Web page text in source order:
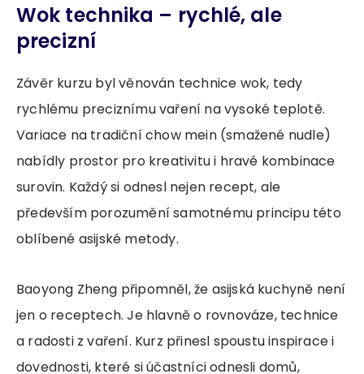
Wok technika – rychlé, ale
precizní
Závěr kurzu byl věnován technice wok, tedy
rychlému preciznímu vaření na vysoké teplotě.
Variace na tradiční chow mein (smažené nudle)
nabídly prostor pro kreativitu i hravé kombinace
surovin. Každý si odnesl nejen recept, ale
především porozumění samotnému principu této
oblíbené asijské metody.
Baoyong Zheng připomněl, že asijská kuchyně není
jen o receptech. Je hlavně o rovnováze, technice
a radosti z vaření. Kurz přinesl spoustu inspirace i
dovednosti, které si účastníci odnesli domů,